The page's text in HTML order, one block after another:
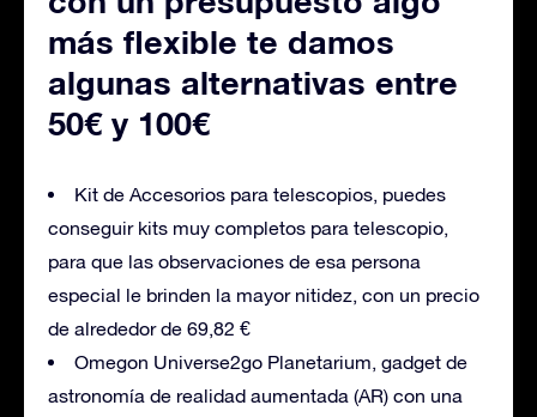
más flexible te damos
algunas alternativas entre
50€ y 100€
Kit de Accesorios para telescopios, puedes
conseguir kits muy completos para telescopio,
para que las observaciones de esa persona
especial le brinden la mayor nitidez, con un precio
de alrededor de 69,82 €
Omegon Universe2go Planetarium, gadget de
astronomía de realidad aumentada (AR) con una